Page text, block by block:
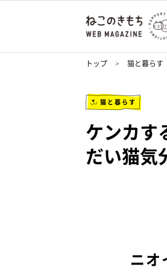
トップ 猫と暮らす
猫と暮らす
ケンカす
だい猫気
ニオ